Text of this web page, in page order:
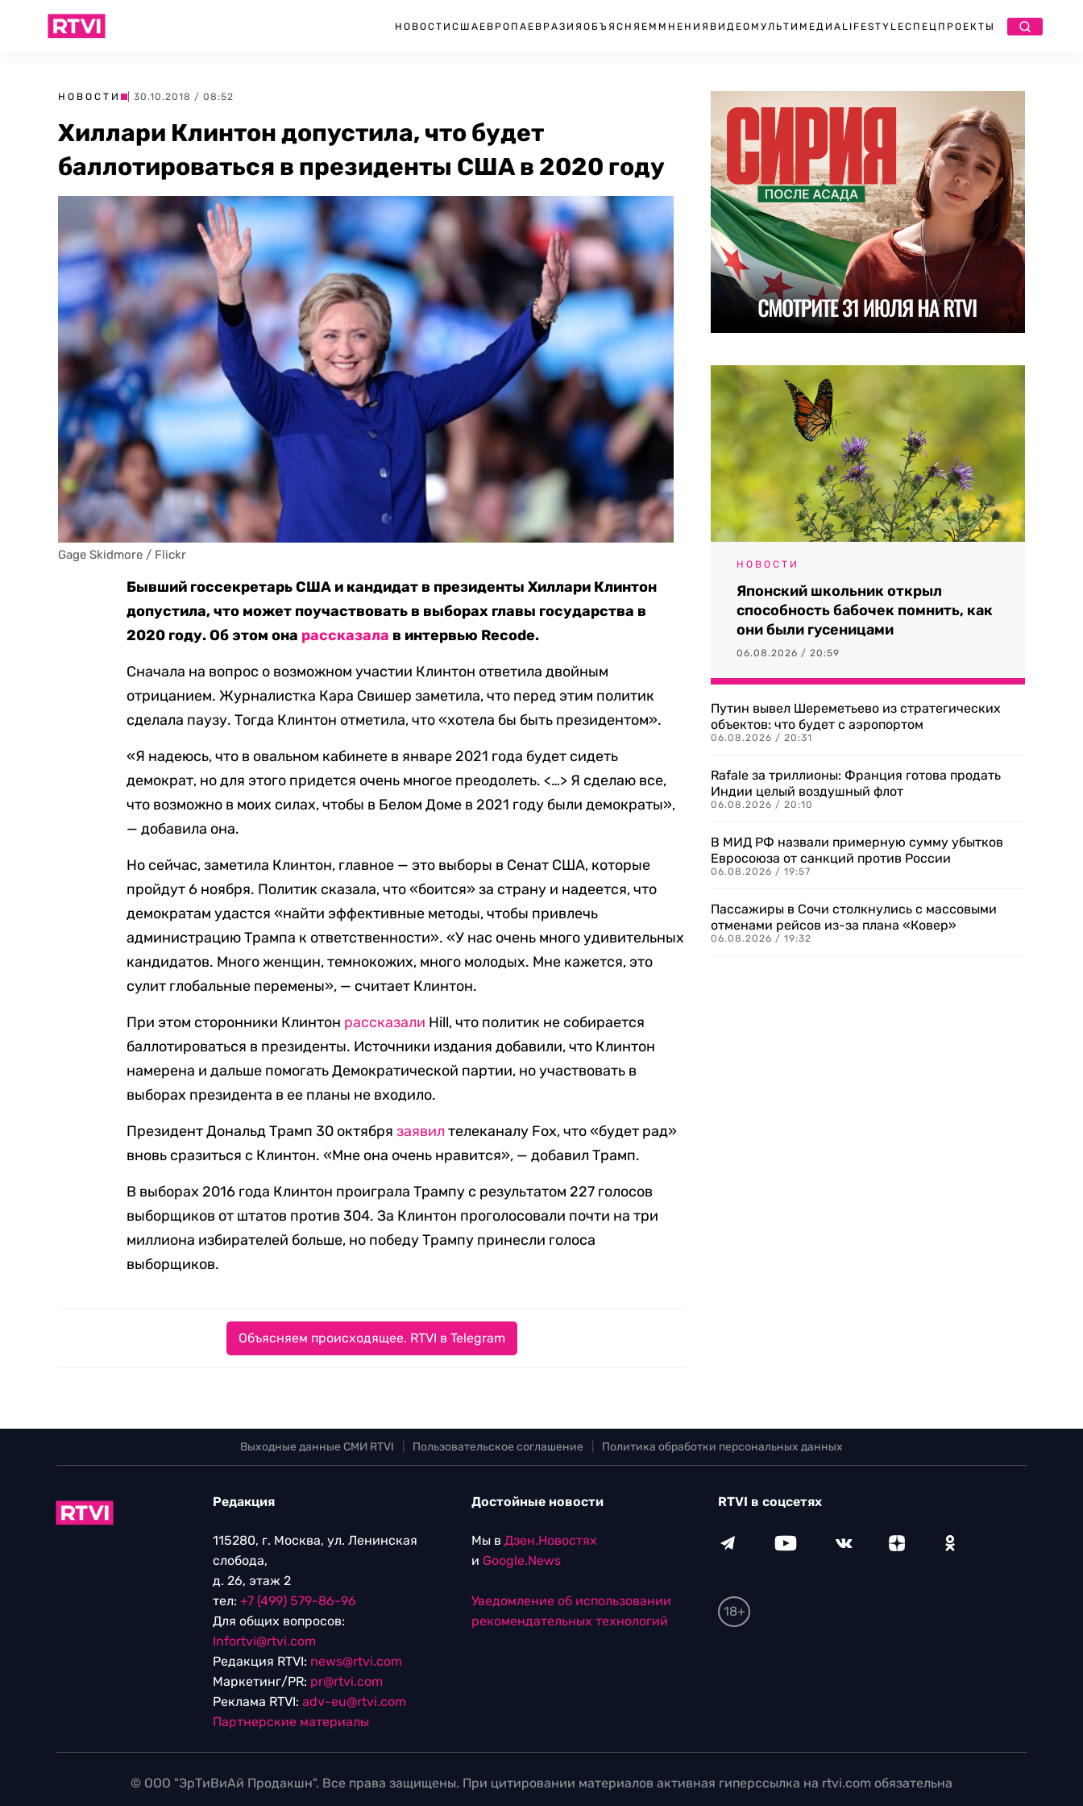
НОВОСТИ США ЕВРОПА ЕВРАЗИЯ ОБЪЯСНЯЕМ МНЕНИЯ ВИДЕО МУЛЬТИМЕДИА LIFESTYLEСПЕЦПРОЕКТЫ
НОВОСТИ | 30.10.2018 / 08:52
Хиллари Клинтон допустила, что будет
баллотироваться в президенты США в 2020 году
Gage Skidmore / Flickr
Бывший госсекретарь США и кандидат в президенты Хиллари Клинтон
допустила, что может поучаствовать в выборах главы государства в
2020 году. Об этом она рассказала в интервью Recode.
Сначала на вопрос о возможном участии Клинтон ответила двойным
отрицанием. Журналистка Кара Свишер заметила, что перед этим политик
сделала паузу. Тогда Клинтон отметила, что «хотела бы быть президентом».
«Я надеюсь, что в овальном кабинете в январе 2021 года будет сидеть
демократ, но для этого придется очень многое преодолеть. <…> Я сделаю все,
что возможно в моих силах, чтобы в Белом Доме в 2021 году были демократы»,
— добавила она.
Но сейчас, заметила Клинтон, главное — это выборы в Сенат США, которые
пройдут 6 ноября. Политик сказала, что «боится» за страну и надеется, что
демократам удастся «найти эффективные методы, чтобы привлечь
администрацию Трампа к ответственности». «У нас очень много удивительных
кандидатов. Много женщин, темнокожих, много молодых. Мне кажется, это
сулит глобальные перемены», — считает Клинтон.
При этом сторонники Клинтон рассказали Hill, что политик не собирается
баллотироваться в президенты. Источники издания добавили, что Клинтон
намерена и дальше помогать Демократической партии, но участвовать в
выборах президента в ее планы не входило.
Президент Дональд Трамп 30 октябрязаявил телеканалу Fox, что «будет рад»
вновь сразиться с Клинтон. «Мне она очень нравится», — добавил Трамп.
В выборах 2016 года Клинтон проиграла Трампу с результатом 227 голосов
выборщиков от штатов против 304. За Клинтон проголосовали почти на три
миллиона избирателей больше, но победу Трампу принесли голоса
выборщиков.
Объясняем происходящее. RTVI в Telegram
НОВОСТИ
Японский школьник открыл
способность бабочек помнить, как
они были гусеницами
06.08.2026 / 20:59
Путин вывел Шереметьево из стратегических
объектов: что будет с аэропортом
06.08.2026 / 20:31
Rafale за триллионы: Франция готова продать
Индии целый воздушный флот
06.08.2026 / 20:10
В МИД РФ назвали примерную сумму убытков
Евросоюза от санкций против России
06.08.2026 / 19:57
Пассажиры в Сочи столкнулись с массовыми
отменами рейсов из-за плана «Ковер»
06.08.2026 / 19:32
Выходные данные СМИ RTVI Пользовательское соглашение Политика обработки персональных данных
Редакция
115280, г. Москва, ул. Ленинская
слобода,
д. 26, этаж 2
тел: +7 (499) 579-86-96
Для общих вопросов:
Infortvi@rtvi.com
Редакция RTVI: news@rtvi.com
Маркетинг/PR: pr@rtvi.com
Реклама RTVI: adv-eu@rtvi.com
Партнерские материалы
Достойные новости
Мы в Дзен.Новостях
и Google.News
Уведомление об использовании
рекомендательных технологий
RTVI в соцсетях
18+
© ООО "ЭрТиВиАй Продакшн". Все права защищены. При цитировании материалов активная гиперссылка на rtvi.com обязательна